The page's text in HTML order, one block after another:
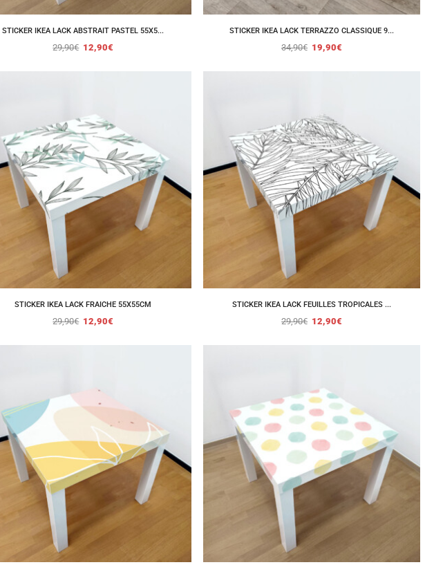
STICKER IKEA LACK ABSTRAIT PASTEL 55X5...
29,90€ 12,90€
STICKER IKEA LACK TERRAZZO CLASSIQUE 9...
34,90€ 19,90€
STICKER IKEA LACK FRAICHE 55X55CM
29,90€ 12,90€
STICKER IKEA LACK FEUILLES TROPICALES ...
29,90€ 12,90€